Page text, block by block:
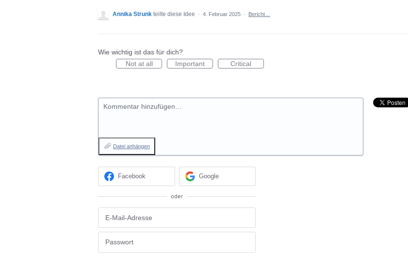
Annika Strunk teilte diese Idee · 4. Februar 2025 · Bericht…
Wie wichtig ist das für dich?
Not at all
Important Critical
Kommentar hinzufügen…
Datei anhängen
Facebook Google
oder